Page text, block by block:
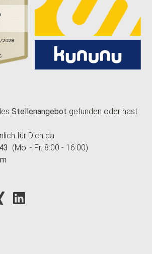
Stellenangebot gefunden oder hast
für Dich da:
(Mo. - Fr. 8:00 - 16:00)
YouTube